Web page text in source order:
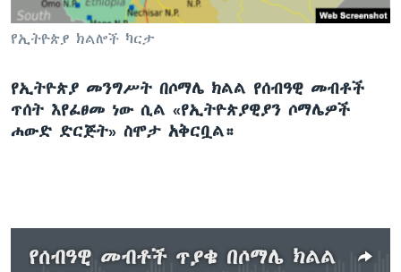
የኢትዮጵያ ክልሎች ካርታ
የኢትዮጵያ መንግሥት በሶማሌ ክልል የሰብዓዊ መብቶች
ጥሰት እየፈፀመ ነው ሲል «የኢትዮጵያዊያን ሶማሌዎች
ሐውድ ድርጅት» ስሞታ አቅርቧል።
የሰብዓዊ መብቶች ጥያቄ በሶማሌ ክልል